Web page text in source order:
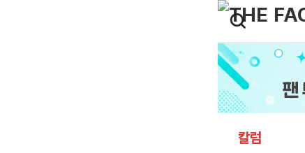
칼럼